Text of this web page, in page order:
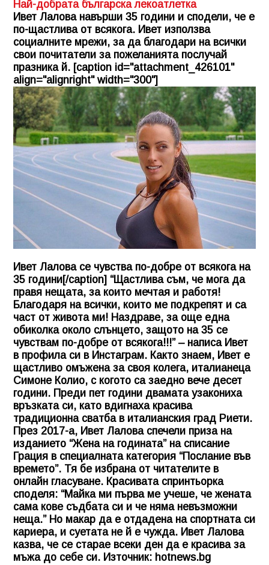
Най-добрата българска лекоатлетка
Ивет Лалова навърши 35 години и сподели, че е
по-щастлива от всякога. Ивет използва
социалните мрежи, за да благодари на всички
свои почитатели за пожеланията послучай
празника й. [caption id="attachment_426101"
align="alignright" width="300"]
Ивет Лалова се чувства по-добре от всякога на
35 години[/caption] “Щастлива съм, че мога да
правя нещата, за които мечтая и работя!
Благодаря на всички, които ме подкрепят и са
част от живота ми! Наздраве, за още една
обиколка около слънцето, защото на 35 се
чувствам по-добре от всякога!!!” – написа Ивет
в профила си в Инстаграм. Както знаем, Ивет е
щастливо омъжена за своя колега, италианеца
Симоне Колио, с когото са заедно вече десет
години. Преди пет години двамата узакониха
връзката си, като вдигнаха красива
традиционна сватба в италианския град Риети.
През 2017-а, Ивет Лалова спечели приза на
изданието “Жена на годината” на списание
Грация в специалната категория “Послание във
времето”. Тя бе избрана от читателите в
онлайн гласуване. Красивата спринтьорка
споделя: “Майка ми първа ме учеше, че жената
сама кове съдбата си и че няма невъзможни
неща.” Но макар да е отдадена на спортната си
кариера, и суетата не й е чужда. Ивет Лалова
казва, че се старае всеки ден да е красива за
мъжа до себе си. Източник: hotnews.bg